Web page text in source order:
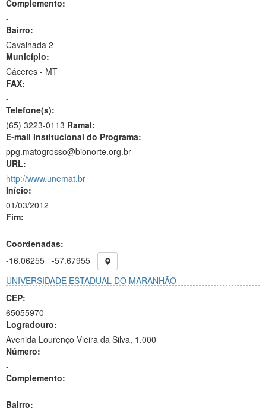
Complemento:
-
Bairro:
Cavalhada 2
Município:
Cáceres - MT
FAX:
-
Telefone(s):
(65) 3223-0113 Ramal:
E-mail Institucional do Programa:
ppg.matogrosso@bionorte.org.br
URL:
http://www.unemat.br
Início:
01/03/2012
Fim:
-
Coordenadas:
-16.06255 -57.67955
UNIVERSIDADE ESTADUAL DO MARANHÃO
CEP:
65055970
Logradouro:
Avenida Lourenço Vieira da Silva, 1.000
Número:
-
Complemento:
-
Bairro: